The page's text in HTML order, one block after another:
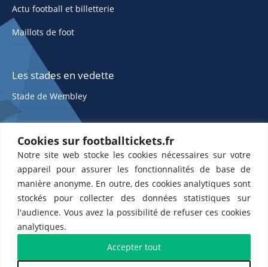
Cookies sur footballtickets.fr
Notre site web stocke les cookies nécessaires sur votre
appareil pour assurer les fonctionnalités de base de
manière anonyme. En outre, des cookies analytiques sont
stockés pour collecter des données statistiques sur
l'audience. Vous avez la possibilité de refuser ces cookies
analytiques.
Accepter tout
Actu football et billetterie
Maillots de foot
Les stades en vedette
Stade de Wembley
ETTS 365 SL, Rambla de Catalunya 38, 8, 1, 08007 Barcelone, Espagne |
Partenaires de l'US Changé 53 💙et de l'US Bretons de Paris 🤍